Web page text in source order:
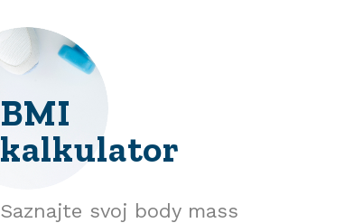
BMI
kalkulator
Saznajte svoj body mass